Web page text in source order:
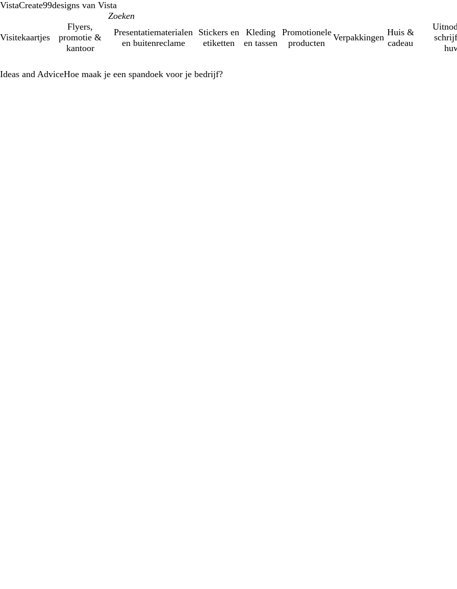
VistaCreate99designs van Vista
Visitekaartjes
Flyers,
promotie &
kantoor
Presentatiematerialen
en buitenreclame
Stickers en
etiketten
Kleding
en tassen
Promotionele
producten
Verpakkingen
Huis &
cadeau
Ideas and AdviceHoe maak je een spandoek voor je bedrijf?